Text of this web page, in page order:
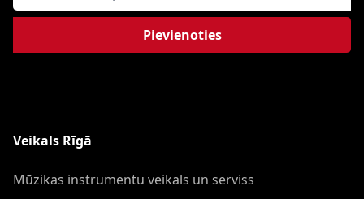
Pievienoties
Veikals Rīgā
Mūzikas instrumentu veikals un serviss